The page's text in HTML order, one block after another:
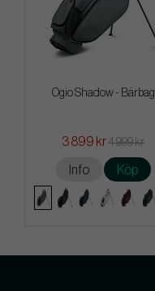
Ogio Shadow - Bärbag
3 899 kr4 999 kr
Info Köp